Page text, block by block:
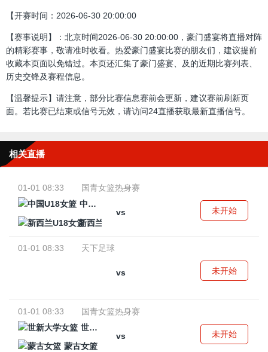
【开赛时间：2026-06-30 20:00:00
【赛事说明】：北京时间2026-06-30 20:00:00，豪门盛宴将直播对阵
的精彩赛事，敬请准时收看。热爱豪门盛宴比赛的朋友们，建议提前
收藏本页面以免错过。本页还汇集了豪门盛宴、及的近期比赛列表、
历史交锋及赛程信息。
【温馨提示】请注意，部分比赛信息赛前会更新，建议赛前刷新页
面。若比赛已结束或信号无效，请访问24直播获取最新直播信号。
相关直播
01-01 08:33
国青女篮热身赛
中国U18女篮
vs
新西兰U18女篮
未开始
01-01 08:33 天下足球
vs 未开始
01-01 08:33
国青女篮热身赛
世新大学女篮
vs
蒙古女篮
未开始